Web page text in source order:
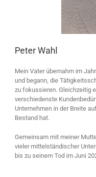
Peter Wahl
Mein Vater übernahm im
und begann, die
zu fokussieren. Gleichzeitig
verschiedenste
Unternehmen in der Breite
Bestand hat.
Gemeinsam mit meiner
vieler mittelständischer
bis zu seinem Tod im Juni